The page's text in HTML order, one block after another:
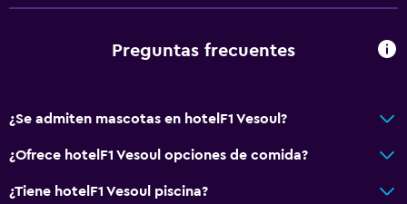
Calefacción
Toallas/ropa de cama (cargo adicional)
Preguntas frecuentes
¿Se admiten mascotas en hotelF1 Vesoul?
¿Ofrece hotelF1 Vesoul opciones de comida?
¿Tiene hotelF1 Vesoul piscina?